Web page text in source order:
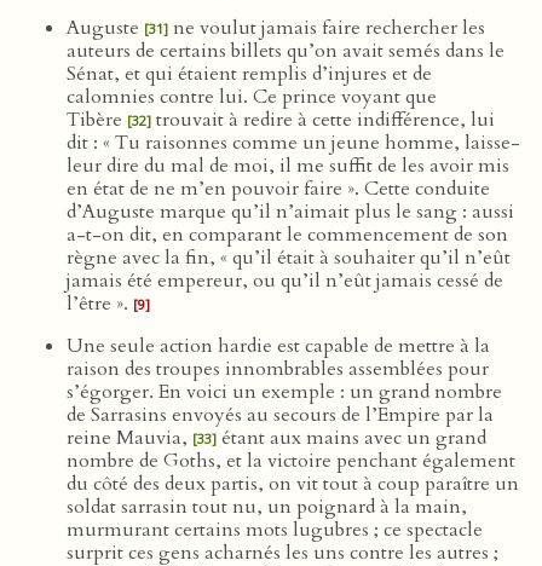
Auguste [31] ne voulut jamais faire rechercher les
auteurs de certains billets qu’on avait semés dans le
Sénat, et qui étaient remplis d’injures et de
calomnies contre lui. Ce prince voyant que
Tibère [32] trouvait à redire à cette indifférence, lui
dit : « Tu raisonnes comme un jeune homme, laisse-
leur dire du mal de moi, il me suffit de les avoir mis
en état de ne m’en pouvoir faire ». Cette conduite
d’Auguste marque qu’il n’aimait plus le sang : aussi
a-t-on dit, en comparant le commencement de son
règne avec la fin, « qu’il était à souhaiter qu’il n’eût
jamais été empereur, ou qu’il n’eût jamais cessé de
l’être ». [9]
Une seule action hardie est capable de mettre à la
raison des troupes innombrables assemblées pour
s’égorger. En voici un exemple : un grand nombre
de Sarrasins envoyés au secours de l’Empire par la
reine Mauvia, [33] étant aux mains avec un grand
nombre de Goths, et la victoire penchant également
du côté des deux partis, on vit tout à coup paraître un
soldat sarrasin tout nu, un poignard à la main,
murmurant certains mots lugubres ; ce spectacle
surprit ces gens acharnés les uns contre les autres ;